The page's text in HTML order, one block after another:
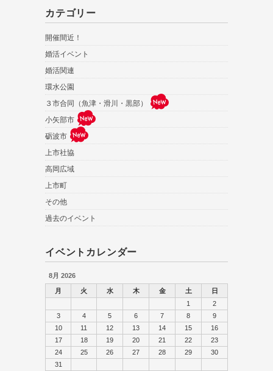
カテゴリー
開催間近！
婚活イベント
婚活関連
環水公園
３市合同（魚津・滑川・黒部）
小矢部市
砺波市
上市社協
高岡広域
上市町
その他
過去のイベント
イベントカレンダー
8月 2026
月 火 水 木 金 土
日
1
2
3
4 5 6 7 8
9
10
11 12 13 14 15
16
17
18 19 20 21 22
23
24
25 26 27 28 29
30
31